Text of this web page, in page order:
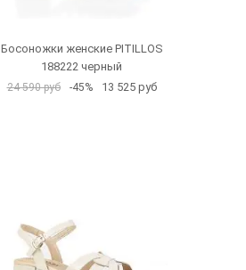
Босоножки женские PITILLOS
188222 черный
24 590 руб -45% 13 525 руб